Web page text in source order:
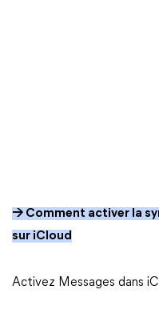
→ Comment activer la
sur iCloud
Activez Messages dans